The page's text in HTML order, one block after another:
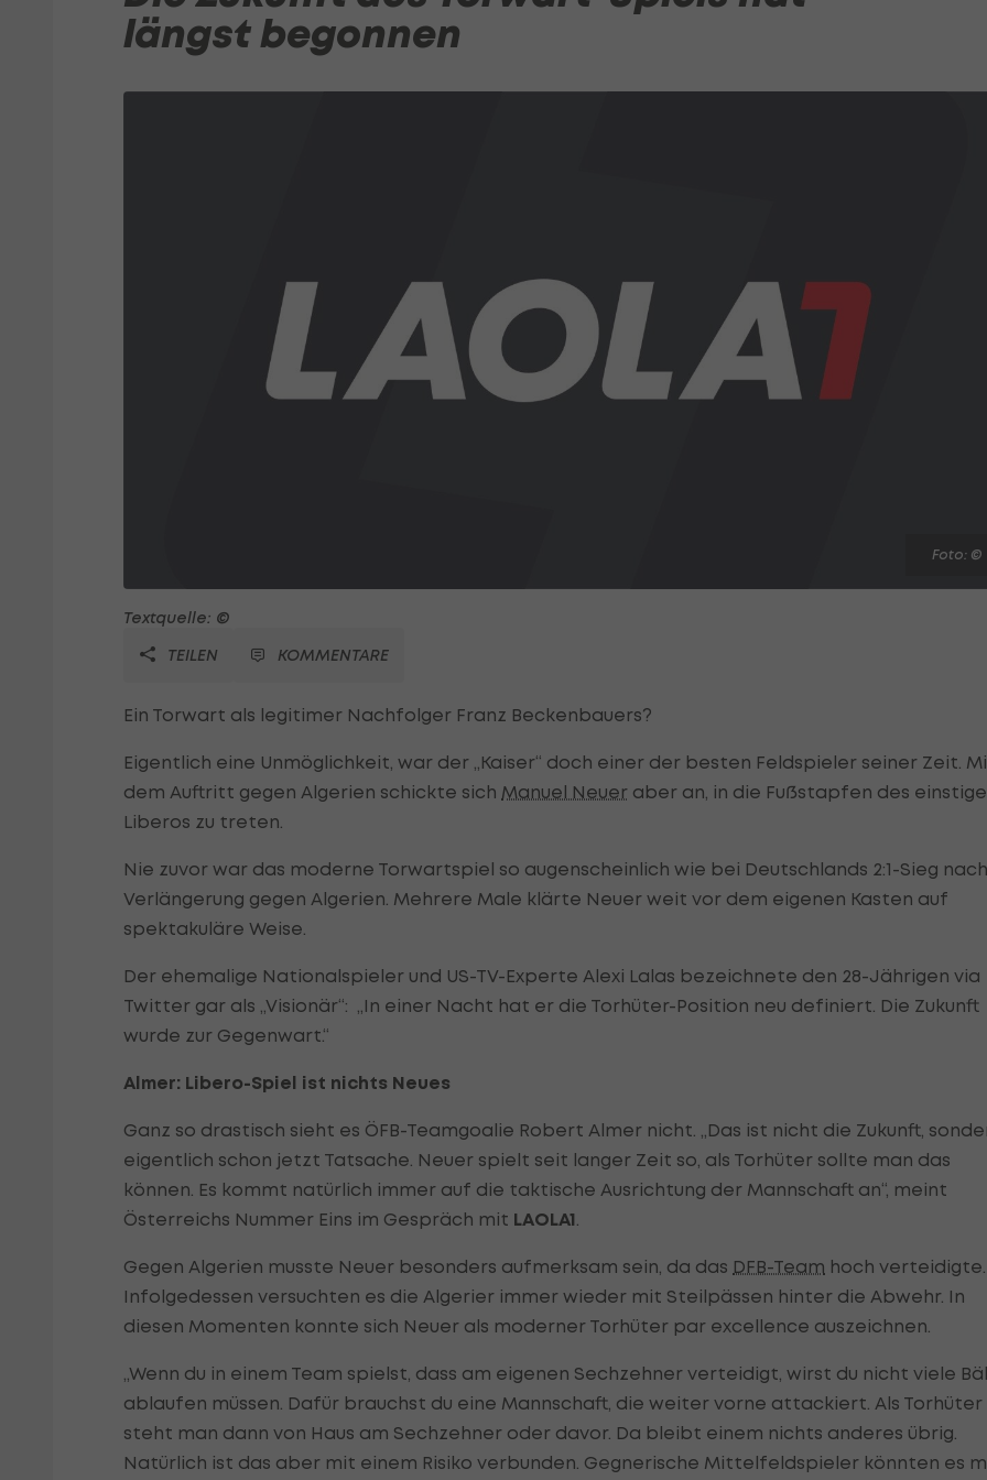
längst begonnen
Foto: ©
Textquelle: ©
TEILEN
KOMMENTARE
Ein Torwart als legitimer Nachfolger Franz Beckenbauers?
Eigentlich eine Unmöglichkeit, war der „Kaiser“ doch einer der besten Feldspieler seiner Zeit.
dem Auftritt gegen Algerien schickte sich Manuel Neuer aber an, in die Fußstapfen des
Liberos zu treten.
Nie zuvor war das moderne Torwartspiel so augenscheinlich wie bei Deutschlands 2:1-Sieg nach
Verlängerung gegen Algerien. Mehrere Male klärte Neuer weit vor dem eigenen Kasten auf
spektakuläre Weise.
Der ehemalige Nationalspieler und US-TV-Experte Alexi Lalas bezeichnete den 28-Jährigen via
Twitter gar als „Visionär“: „In einer Nacht hat er die Torhüter-Position neu definiert. Die Zukunft
wurde zur Gegenwart.“
Almer: Libero-Spiel ist nichts Neues
Ganz so drastisch sieht es ÖFB-Teamgoalie Robert Almer nicht. „Das ist nicht die Zukunft,
eigentlich schon jetzt Tatsache. Neuer spielt seit langer Zeit so, als Torhüter sollte man das
können. Es kommt natürlich immer auf die taktische Ausrichtung der Mannschaft an“, meint
Österreichs Nummer Eins im Gespräch mit LAOLA1.
Gegen Algerien musste Neuer besonders aufmerksam sein, da das DFB-Team hoch verteidigte.
Infolgedessen versuchten es die Algerier immer wieder mit Steilpässen hinter die Abwehr. In
diesen Momenten konnte sich Neuer als moderner Torhüter par excellence auszeichnen.
„Wenn du in einem Team spielst, dass am eigenen Sechzehner verteidigt, wirst du nicht viele
ablaufen müssen. Dafür brauchst du eine Mannschaft, die weiter vorne attackiert. Als Torhüter
steht man dann von Haus am Sechzehner oder davor. Da bleibt einem nichts anderes übrig.
Natürlich ist das aber mit einem Risiko verbunden. Gegnerische Mittelfeldspieler könnten es